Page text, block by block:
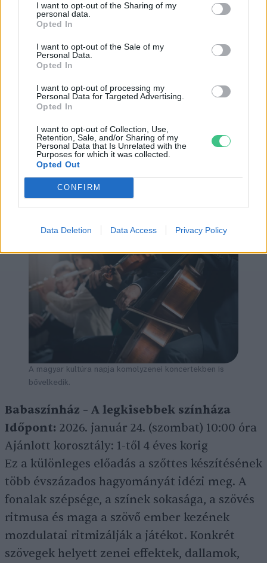
I want to opt-out of the Sharing of my
personal data.
Opted In
I want to opt-out of the Sale of my
Personal Data.
Opted In
I want to opt-out of processing my
Personal Data for Targeted Advertising.
Opted In
I want to opt-out of Collection, Use,
Retention, Sale, and/or Sharing of my
Personal Data that Is Unrelated with the
Purposes for which it was collected.
Opted Out
CONFIRM
Data Deletion Data Access Privacy Policy
Szilvásy Viktória, az Operaház
hegedűművésze, a Liszt Ferenc
Zeneművészeti Egyetem tanára, Kölcsey-
Rudolf András, a Nemzeti Filharmonikus
Zenekar szólamvezető brácsaművésze,
Érdemkereszt kitüntetettje;
Maróth Bálint, a Budapesti Vonósok, a
Concerto Budapest és az Orfeo Zenekar
gordonkaművésze.
A magyar kultúra napja komolyzenei koncertekben is
bővelkedik.
Babaszínház – A legkisebbek színháza
Időpont: 2026. január 24. (szombat) 10:00 óra
Ajánlott korosztály: 1-től 4 éves korig
Ez a különleges előadás a szőttes készítésének
több évszázados hagyományát idézi meg. A
fonalak szépsége, a színek sokasága, a szövés
ritmusa és maga a szövő ember kezének
mozdulatai ritmizálják a játékot. Konkrét
szövegek helyett zenei effektek, dallamok,